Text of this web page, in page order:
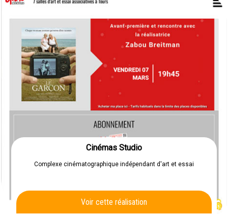
Cinémas Studio
Complexe cinématographique indépendant d'art et essai
Voir cette réalisation